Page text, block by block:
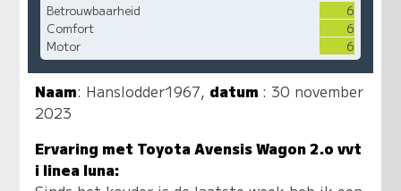
Betrouwbaarheid
6
Comfort
6
Motor
6
Naam: Hanslodder1967, datum : 30 november
2023
Ervaring met Toyota Avensis Wagon 2.o vvt
i linea luna: